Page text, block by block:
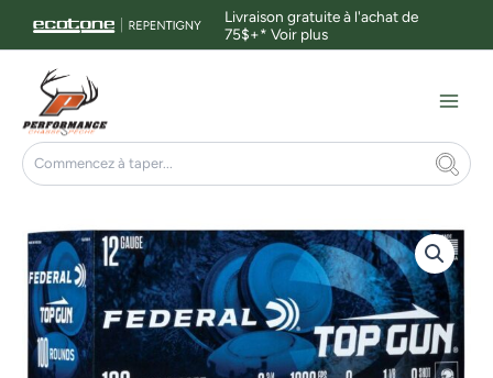
contenu
Livraison gratuite à l'achat de
75$+* Voir plus
Menu
Rechercher